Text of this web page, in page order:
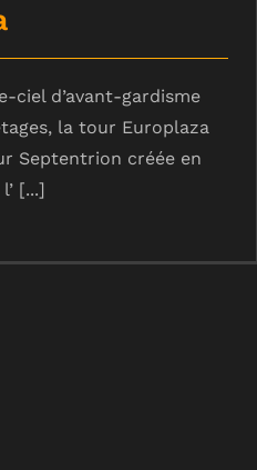
ciel d’avant-gardisme
la tour Europlaza
Septentrion créée en
[...]